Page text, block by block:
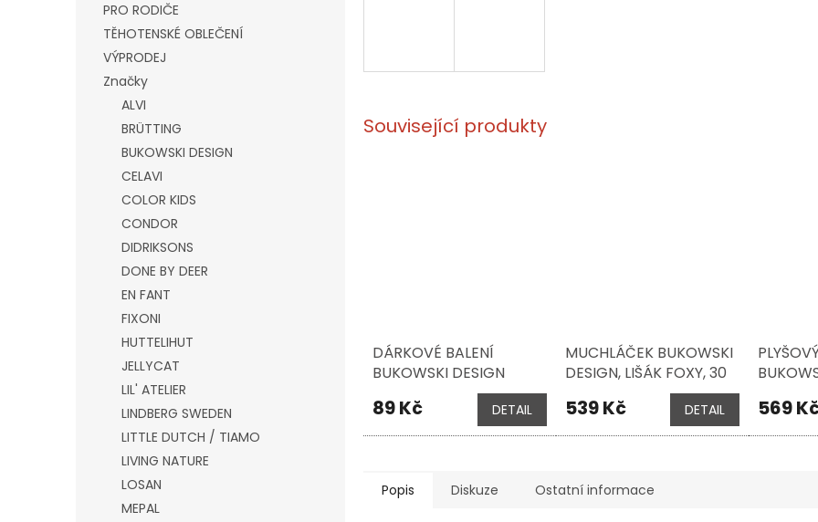
PRO RODIČE
TĚHOTENSKÉ OBLEČENÍ
VÝPRODEJ
Značky
ALVI
BRÜTTING
BUKOWSKI DESIGN
CELAVI
COLOR KIDS
CONDOR
DIDRIKSONS
DONE BY DEER
EN FANT
FIXONI
HUTTELIHUT
JELLYCAT
LIL' ATELIER
LINDBERG SWEDEN
LITTLE DUTCH / TIAMO
LIVING NATURE
LOSAN
MEPAL
Související produkty
DÁRKOVÉ BALENÍ
BUKOWSKI DESIGN
89 Kč DETAIL
MUCHLÁČEK BUKOWSKI
DESIGN, LIŠÁK FOXY, 30
539 Kč DETAIL 569
Popis Diskuze Ostatní informace